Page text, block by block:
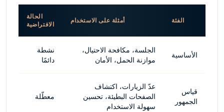
الفئة أمثلة على الاستخدام
الحالة
الافتراضية
الأساسية
الجلسة، مكافحة الاحتيال،
موازنة الحمل، الأمان
نشطة
دائمًا
قياس
الجمهور
عدّ الزيارات، اكتشاف
الصفحات البطيئة، تحسين
سهولة الاستخدام
معطّلة